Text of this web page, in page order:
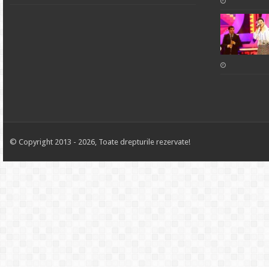
© Copyright 2013 - 2026, Toate drepturile rezervate!